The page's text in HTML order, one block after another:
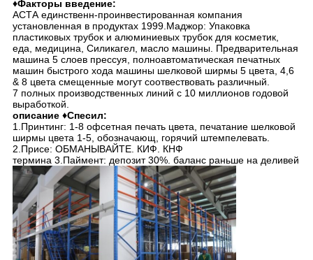
♦Факторы введение:
АСТА единственн-проинвестированная компания
установленная в продуктах 1999.Маджор: Упаковка
пластиковых трубок и алюминиевых трубок для косметик,
еда, медицина, Силикагел, масло машины. Предварительная
машина 5 слоев прессуя, полноавтоматическая печатных
машин быстрого хода машины шелковой ширмы 5 цвета, 4,6
& 8 цвета смещенные могут соотвествовать различный.
7 полных производственных линий с 10 миллионов годовой
выработкой.
описание ♦Спесил:
1.Принтинг: 1-8 офсетная печать цвета, печатание шелковой
ширмы цвета 1-5, обозначающ, горячий штемпелевать.
2.Присе: ОБМАНЫВАЙТЕ. КИФ. КНФ
термина 3.Паймент: депозит 30%. баланс раньше на деливей